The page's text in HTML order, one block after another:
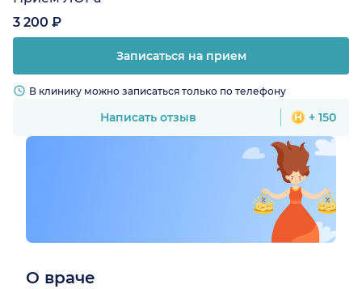
3 200 ₽
Записаться на прием
В клинику можно записаться только по телефону
Написать отзыв + 150
О враче